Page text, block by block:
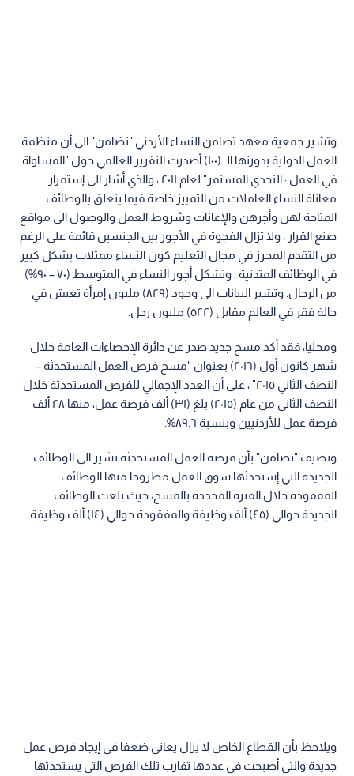
وتشير جمعية معهد تضامن النساء الأردني "تضامن" الى أن منظمة
العمل الدولية بدورتها الـ (١٠٠) أصدرت التقرير العالمي حول "المساواة
في العمل : التحدي المستمر" لعام ٢٠١١ ، والذي أشار الى إستمرار
معاناة النساء العاملات من التمييز خاصة فيما يتعلق بالوظائف
المتاحة لهن وأجرهن والإعانات وشروط العمل والوصول الى مواقع
صنع القرار ، ولا تزال الفجوة في الأجور بين الجنسين قائمة على الرغم
من التقدم المحرز في مجال التعليم كون النساء ممثلات بشكل كبير
في الوظائف المتدنية ، وتشكل أجور النساء في المتوسط (٧٠ – ٩٠%)
من الرجال. وتشير البيانات الى وجود (٨٢٩) مليون إمرأة تعيش في
حالة فقر في العالم مقابل (٥٢٢) مليون رجل.
ومحليا، فقد أكد مسح جديد صدر عن دائرة الإحصاءات العامة خلال
شهر كانون أول (٢٠١٦) بعنوان "مسح فرص العمل المستحدثة –
النصف الثاني ٢٠١٥" ، على أن العدد الإجمالي للفرص المستحدثة خلال
النصف الثاني من عام (٢٠١٥) بلغ (٣١) ألف فرصة عمل، منها ٢٨ ألف
فرصة عمل للأردنيين وبنسبة ٨٩.٦%.
وتضيف "تضامن" بأن فرصة العمل المستحدثة تشير الى الوظائف
الجديدة التي إستحدثها سوق العمل مطروحا منها الوظائف
المفقودة خلال الفترة المحددة بالمسح، حيث بلغت الوظائف
الجديدة حوالي (٤٥) ألف وظيفة والمفقودة حوالي (١٤) ألف وظيفة.
ويلاحظ بأن القطاع الخاص لا يزال يعاني ضعفا في إيجاد فرص عمل
جديدة والتي أصبحت في عددها تقارب تلك الفرص التي يستحدثها